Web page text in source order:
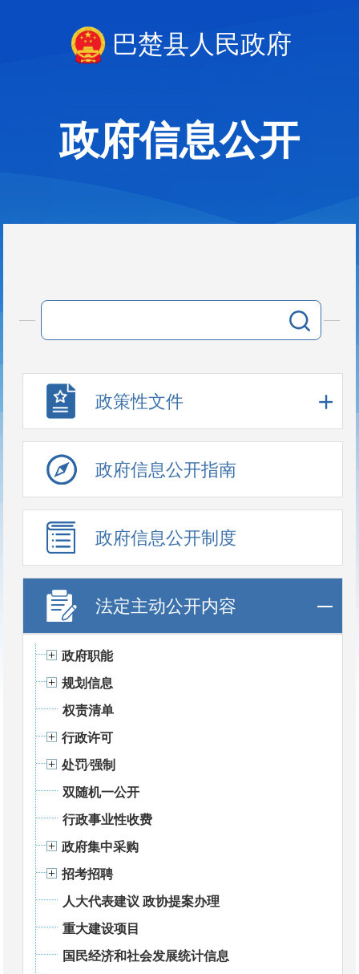
巴楚县人民政府
政府信息公开
政策性文件
政府信息公开指南
政府信息公开制度
法定主动公开内容
政府职能
规划信息
权责清单
行政许可
处罚⁄强制
双随机一公开
行政事业性收费
政府集中采购
招考招聘
人大代表建议 政协提案办理
重大建设项目
国民经济和社会发展统计信息